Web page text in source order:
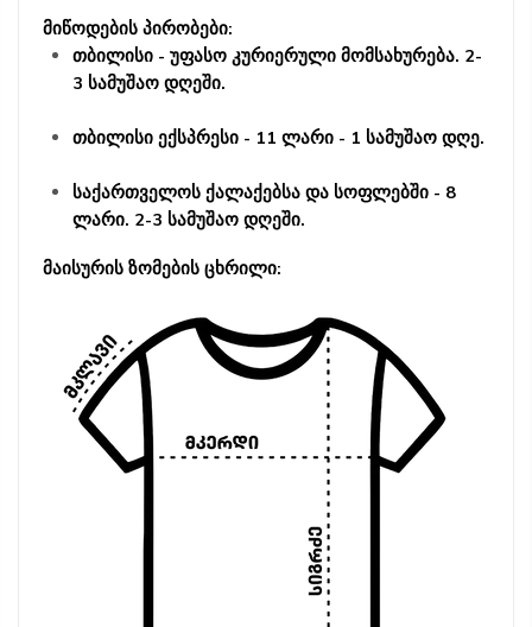
მიწოდების პირობები:
თბილისი - უფასო კურიერული მომსახურება. 2-
3 სამუშაო დღეში.
თბილისი ექსპრესი - 11 ლარი - 1 სამუშაო დღე.
საქართველოს ქალაქებსა და სოფლებში - 8
ლარი. 2-3 სამუშაო დღეში.
მაისურის ზომების ცხრილი: